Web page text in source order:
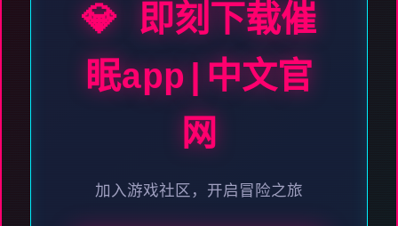
💎 即刻下载催
眠app|中文官
网
加入游戏社区，开启冒险之旅